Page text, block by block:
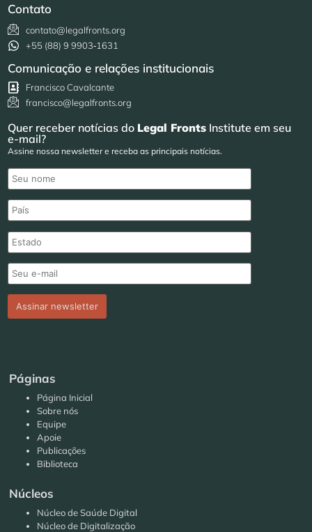
Contato
contato@legalfronts.org
+55 (88) 9 9903‑1631
Comunicação e relações institucionais
Francisco Cavalcante
francisco@legalfronts.org
Quer receber notícias do Legal Fronts Institute em seu
e-mail?
Assine nossa newsletter e receba as principais notícias.
Páginas
Página Inicial
Sobre nós
Equipe
Apoie
Publicações
Biblioteca
Núcleos
Núcleo de Saúde Digital
Núcleo de Digitalização